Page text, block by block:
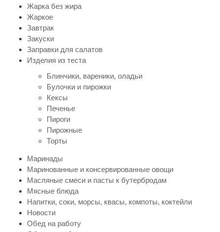
Жарка без жира
Жаркое
Завтрак
Закуски
Заправки для салатов
Изделия из теста
Блинчики, вареники, оладьи
Булочки и пирожки
Кексы
Печенье
Пироги
Пирожные
Торты
Маринады
Маринованные и консервированные овощи
Масляные смеси и пасты к бутербродам
Мясные блюда
Напитки, соки, морсы, квасы, компоты, коктейли
Новости
Обед на работу